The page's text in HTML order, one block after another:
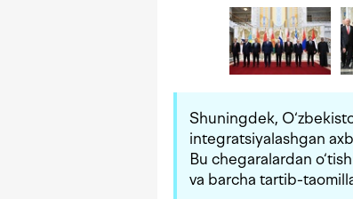
Shuningdek,
integratsiyalashgan
Bu chegaralardan
va barcha tartib-